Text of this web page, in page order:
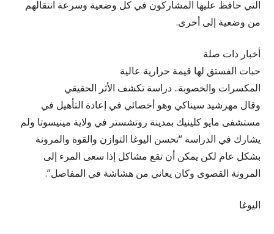
التي حافظ عليها المشاركون في كل وضعية وسرعة انتقالهم
من وضعية إلى أخرى.
أخبار ذات صلة
حبات الفستق لها قيمة حرارية عالية
المكسرات والخصوبة.. دراسة تكشف الأثر الحقيقي
وقال مهرشيد سيناكي وهو أخصائي في إعادة التأهيل في
مستشفى مايو كلينيك بمدينة روتشستر في ولاية مينيسوتا ولم
يشارك في الدراسة “تحسن اليوغا التوازن والقوة والمرونة
بشكل عام لكن يمكن أن تقع مشاكل إذا سعى المرء إلى
المرونة القصوى وكان يعاني من هشاشة في المفاصل”.
اليوغا